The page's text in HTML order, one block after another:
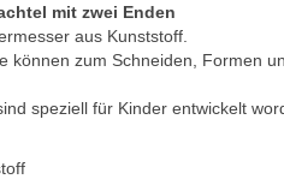
mit zwei Enden
aus Kunststoff.
können zum Schneiden, Formen
speziell für Kinder entwickelt